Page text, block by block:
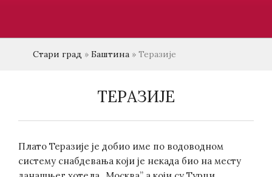
Стари град » Баштина » Теразије
ТЕРАЗИЈЕ
Плато Теразије је добио име по водоводном
систему снабдевања који је некада био на месту